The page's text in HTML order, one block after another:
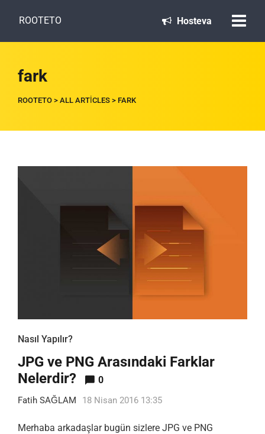
ROOTETO Hosteva
fark
ROOTETO > ALL ARTICLES > FARK
Nasıl Yapılır?
JPG ve PNG Arasındaki Farklar
Nelerdir?
0
Fatih SAĞLAM 18 Nisan 2016 13:35
Merhaba arkadaşlar bugün sizlere JPG ve PNG